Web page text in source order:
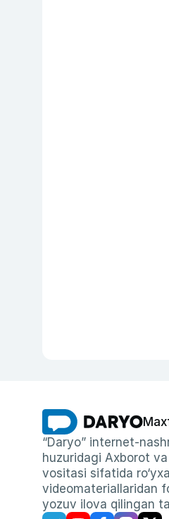
“Daryo” internet-
huzuridagi Axborot
vositasi sifatida
videomateriallaridan
yozuv ilova qilingan